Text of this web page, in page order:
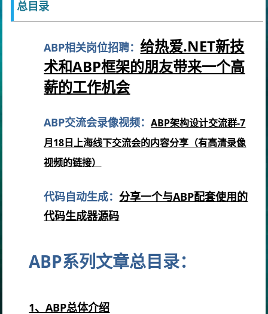
总目录
ABP相关岗位招聘：给热爱.NET新技
术和ABP框架的朋友带来一个高
薪的工作机会
ABP交流会录像视频：ABP架构设计交流群-7
月18日上海线下交流会的内容分享（有高清录像
视频的链接）
代码自动生成：分享一个与ABP配套使用的
代码生成器源码
ABP系列文章总目录：
1、ABP总体介绍